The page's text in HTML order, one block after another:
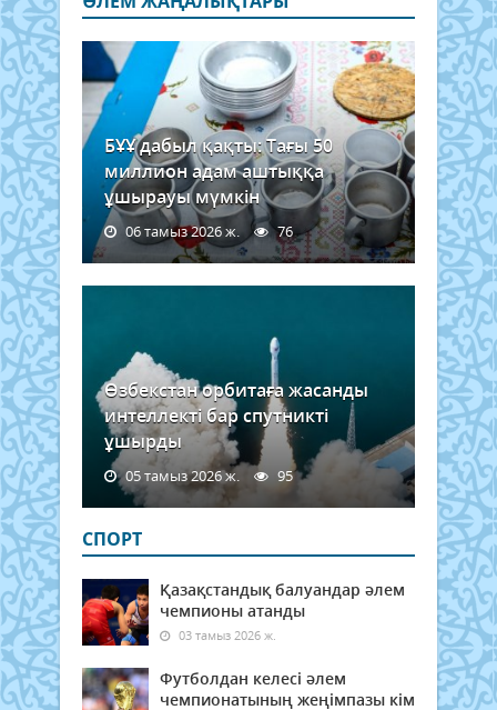
БҰҰ дабыл қақты: Тағы 50
миллион адам аштыққа
ұшырауы мүмкін
06 тамыз 2026 ж. 76
Өзбекстан орбитаға жасанды
интеллекті бар спутникті
ұшырды
05 тамыз 2026 ж. 95
СПОРТ
Қазақстандық балуандар әлем
чемпионы атанды
03 тамыз 2026 ж.
Футболдан келесі әлем
чемпионатының жеңімпазы кім